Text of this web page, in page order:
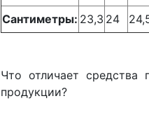
Сантиметры: 23,3 24
Что отличает средства
продукции?